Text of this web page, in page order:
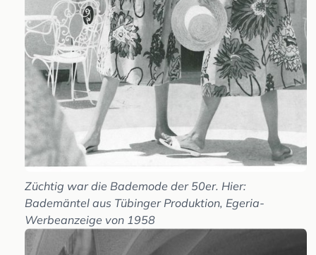
Züchtig war die Bademode der 50er. Hier:
Bademäntel aus Tübinger Produktion, Egeria-
Werbeanzeige von 1958